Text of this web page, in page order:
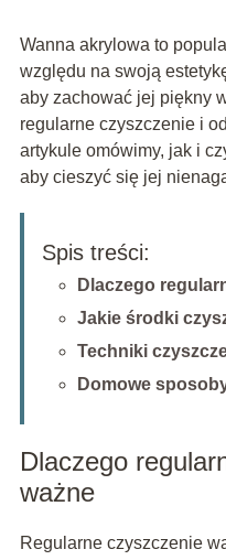
Wanna akrylowa to
względu na swoją
aby zachować jej piękny
regularne czyszczenie i
artykule omówimy, jak i
aby cieszyć się jej
Spis treści:
Dlaczego
Jakie środki
Techniki
Domowe
Dlaczego
ważne
Regularne czyszczenie